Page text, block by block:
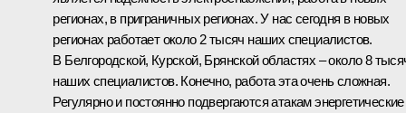
регионах, в приграничных регионах. У нас сегодня в новых
регионах работает около 2 тысяч наших специалистов.
В Белгородской, Курской, Брянской областях – около 8
наших специалистов. Конечно, работа эта очень сложная.
Регулярно и постоянно подвергаются атакам энергетические